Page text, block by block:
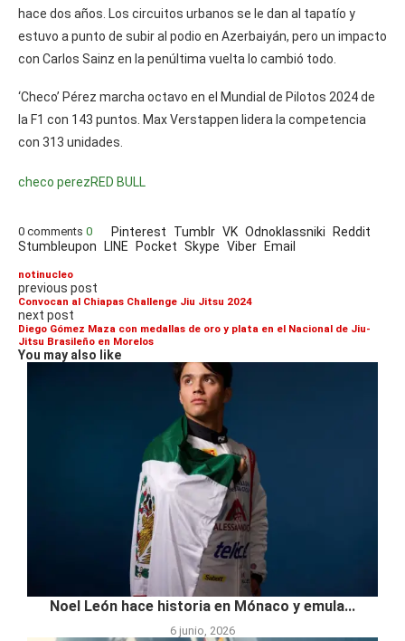
hace dos años. Los circuitos urbanos se le dan al tapatío y
estuvo a punto de subir al podio en Azerbaiyán, pero un impacto
con Carlos Sainz en la penúltima vuelta lo cambió todo.
‘Checo’ Pérez marcha octavo en el Mundial de Pilotos 2024 de
la F1 con 143 puntos. Max Verstappen lidera la competencia
con 313 unidades.
checo perezRED BULL
0 comments 0 Pinterest Tumblr VK Odnoklassniki
Reddit
Stumbleupon
LINE Pocket Skype Viber Email
notinucleo
previous post
Convocan al Chiapas Challenge Jiu Jitsu 2024
next post
Diego Gómez Maza con medallas de oro y plata en el Nacional de Jiu-
Jitsu Brasileño en Morelos
You may also like
Noel León hace historia en Mónaco y emula...
6 junio, 2026